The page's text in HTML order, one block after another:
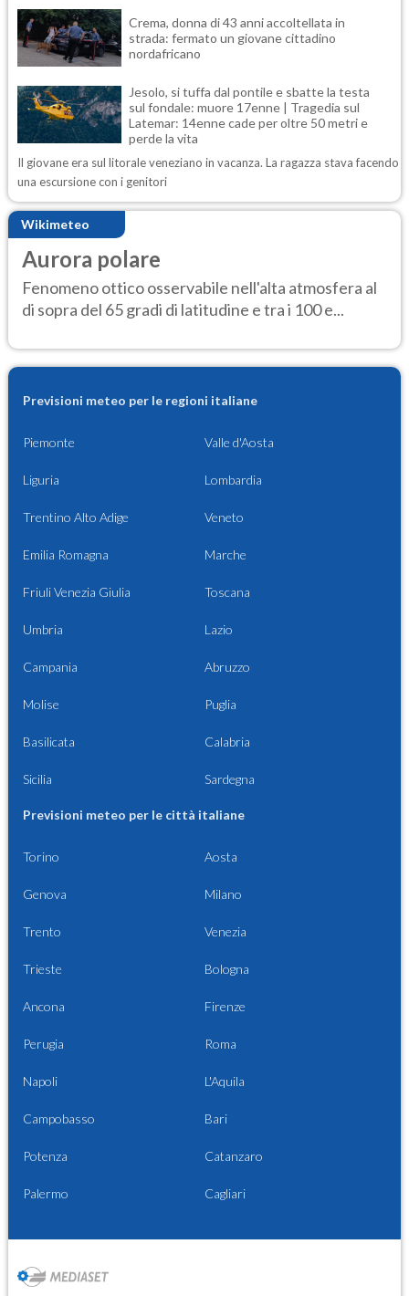
Crema, donna di 43 anni accoltellata in
strada: fermato un giovane cittadino
nordafricano
Jesolo, si tuffa dal pontile e sbatte la testa
sul fondale: muore 17enne | Tragedia sul
Latemar: 14enne cade per oltre 50 metri e
perde la vita
Il giovane era sul litorale veneziano in vacanza. La ragazza stava facendo
una escursione con i genitori
Wikimeteo
Aurora polare
Fenomeno ottico osservabile nell'alta atmosfera al
di sopra del 65 gradi di latitudine e tra i 100 e...
Previsioni meteo per le regioni italiane
Piemonte Valle d'Aosta
Liguria Lombardia
Trentino Alto Adige Veneto
Emilia Romagna Marche
Friuli Venezia Giulia Toscana
Umbria Lazio
Campania Abruzzo
Molise Puglia
Basilicata Calabria
Sicilia Sardegna
Previsioni meteo per le città italiane
Torino Aosta
Genova Milano
Trento Venezia
Trieste Bologna
Ancona Firenze
Perugia Roma
Napoli L'Aquila
Campobasso Bari
Potenza Catanzaro
Palermo Cagliari